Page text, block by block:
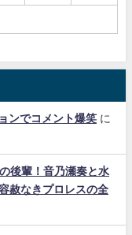
ンでコメント爆笑 に
後輩！音乃瀬奏と水
赦なきプロレスの全